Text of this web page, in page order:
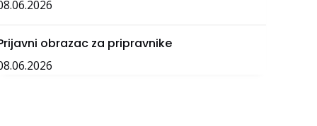
obrazac za pripravnike